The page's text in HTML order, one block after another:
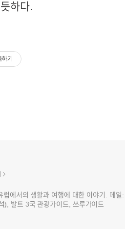
하다.
기
럽에서의 생활과 여행에 대한 이야기. 메
발트 3국 관광가이드, 쓰루가이드